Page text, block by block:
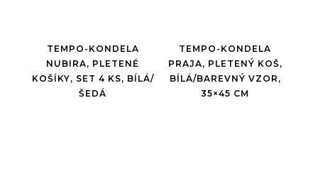
TEMPO-KONDELA
NUBIRA, PLETENÉ
KOŠÍKY, SET 4 KS, BÍLÁ/
ŠEDÁ
TEMPO-KONDELA
PRAJA, PLETENÝ KOŠ,
BÍLÁ/BAREVNÝ VZOR,
35×45 CM